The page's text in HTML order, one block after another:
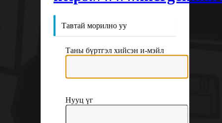
Тавтай морилно уу
Таны бүртгэл хийсэн и-мэйл
Нууц үг